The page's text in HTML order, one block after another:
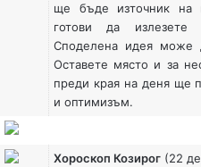
ще бъде източник на
готови да
Споделена идея може
Оставете място и за
преди края на деня ще
и оптимизъм.
Хороскоп Козирог (22